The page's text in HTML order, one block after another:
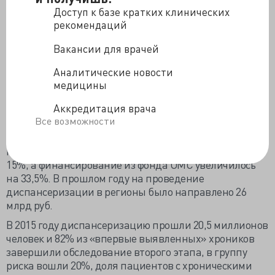
Доступ к базе кратких клинических
рекомендаций
Вакансии для врачей
Аналитические новости
медицины
Аккредитация врача
Все возможности
Большинство родившихся было зачато в
докризисный период, больше вего россиян умерло в
За три года диспансеризацию прошли 63 миллиона
россиян, об этом сообщили на совещании по проекту
«Качество жизни (Здоровье)». Около трети россиян
хронические болезни, выявление онкопатологии и
ССЗ выросло на 50-60%. Несмотря на финансовые
профилактических мероприятий вырос более чем на
15%, а финансирование из фонда ОМС увеличилось
на 33,5%. В прошлом году на проведение
диспансеризации в регионы было направлено 26
млрд руб.
В 2015 году диспансеризацию прошли 20,5 миллионов
человек и 82% из «впервые выявленных» хроников
завершили обследование второго этапа, в группу
риска вошли 20%, доля пациентов с хроническими